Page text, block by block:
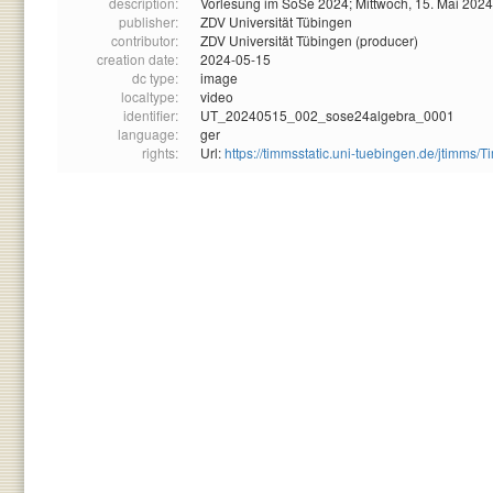
publisher:
ZDV Universität Tübingen
contributor:
ZDV Universität Tübingen (producer)
creation date:
2024-05-15
dc type:
image
localtype:
video
identifier:
UT_20240515_002_sose24algebra_0001
language:
ger
rights:
Url:https://timmsstatic.uni-tuebingen.de/jtimms/